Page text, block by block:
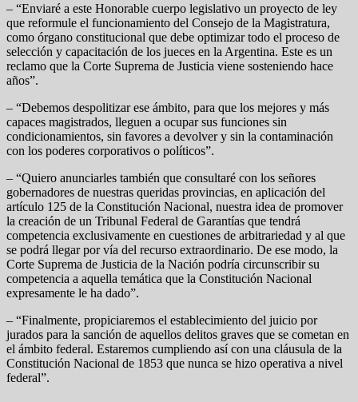
– “Enviaré a este Honorable cuerpo legislativo un proyecto de ley
que reformule el funcionamiento del Consejo de la Magistratura,
como órgano constitucional que debe optimizar todo el proceso de
selección y capacitación de los jueces en la Argentina. Este es un
reclamo que la Corte Suprema de Justicia viene sosteniendo hace
años”.
– “Debemos despolitizar ese ámbito, para que los mejores y más
capaces magistrados, lleguen a ocupar sus funciones sin
condicionamientos, sin favores a devolver y sin la contaminación
con los poderes corporativos o políticos”.
– “Quiero anunciarles también que consultaré con los señores
gobernadores de nuestras queridas provincias, en aplicación del
artículo 125 de la Constitución Nacional, nuestra idea de promover
la creación de un Tribunal Federal de Garantías que tendrá
competencia exclusivamente en cuestiones de arbitrariedad y al que
se podrá llegar por vía del recurso extraordinario. De ese modo, la
Corte Suprema de Justicia de la Nación podría circunscribir su
competencia a aquella temática que la Constitución Nacional
expresamente le ha dado”.
– “Finalmente, propiciaremos el establecimiento del juicio por
jurados para la sanción de aquellos delitos graves que se cometan en
el ámbito federal. Estaremos cumpliendo así con una cláusula de la
Constitución Nacional de 1853 que nunca se hizo operativa a nivel
federal”.